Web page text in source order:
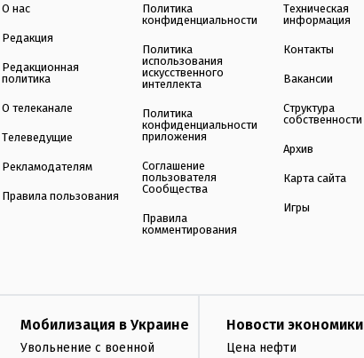
О нас
Редакция
Редакционная
политика
О телеканале
Телеведущие
Рекламодателям
Правила пользования
Политика
конфиденциальности
Политика
использования
искусственного
интеллекта
Политика
конфиденциальности
приложения
Соглашение
пользователя
Сообщества
Правила
комментирования
Техническая
информация
Контакты
Вакансии
Структура
собственности
Архив
Карта сайта
Игры
Мобилизация в Украине
Увольнение с военной
Новости экономики
Цена нефти